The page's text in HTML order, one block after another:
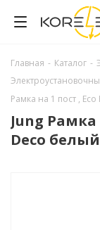
Главная - Каталог -
Рамка на 1 пост ,
Jung Рамка
Deco белый